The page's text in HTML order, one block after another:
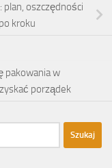
oszczędności
kroku
pakowania w
porządek